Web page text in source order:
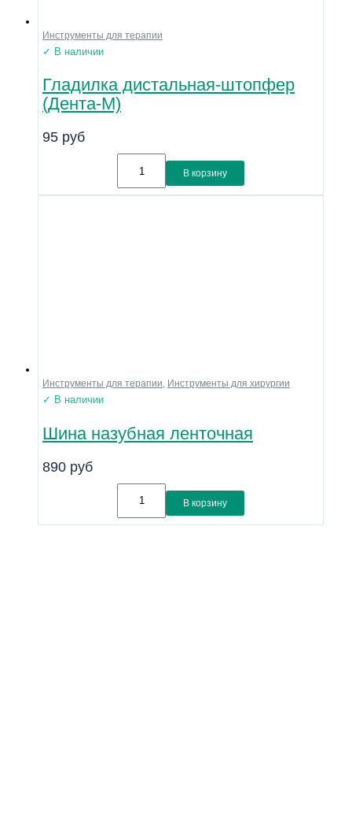
Инструменты для терапии
✓ В наличии
Гладилка дистальная-штопфер
(Дента-М)
95 руб
В корзину
Инструменты для терапии, Инструменты для хирургии
✓ В наличии
Шина назубная ленточная
890 руб
В корзину